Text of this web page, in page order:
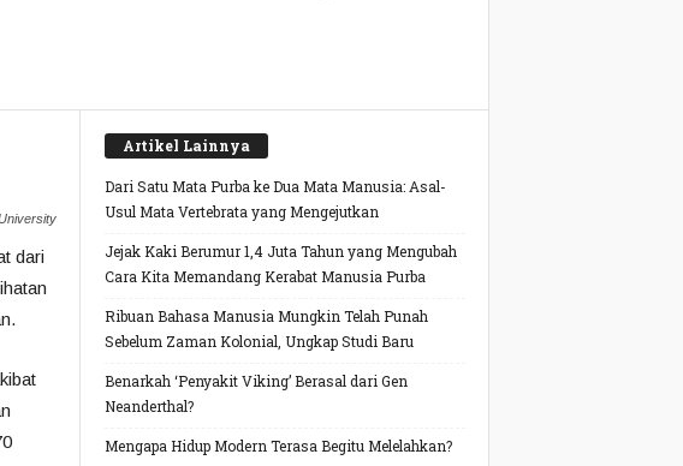
dari
Artikel Lainnya
Dari Satu Mata Purba ke Dua Mata Manusia: Asal-
Usul Mata Vertebrata yang Mengejutkan
Jejak Kaki Berumur 1,4 Juta Tahun yang Mengubah
Cara Kita Memandang Kerabat Manusia Purba
Ribuan Bahasa Manusia Mungkin Telah Punah
Sebelum Zaman Kolonial, Ungkap Studi Baru
Benarkah ‘Penyakit Viking’ Berasal dari Gen
Neanderthal?
Mengapa Hidup Modern Terasa Begitu Melelahkan?